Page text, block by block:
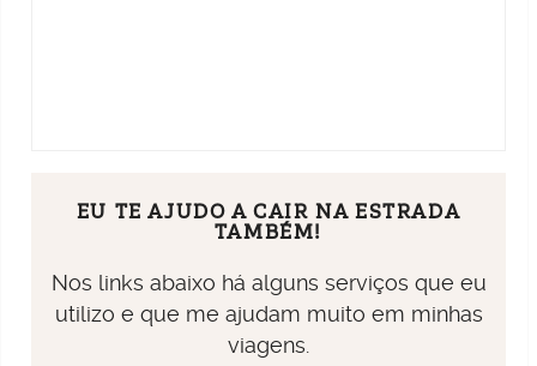
EU TE AJUDO A CAIR NA ESTRADA
TAMBÉM!
Nos links abaixo há alguns serviços que eu
utilizo e que me ajudam muito em minhas
viagens.